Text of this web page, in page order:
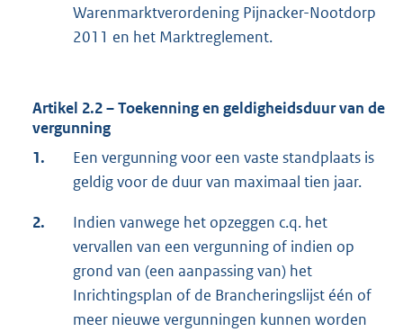
Warenmarktverordening Pijnacker-Nootdorp
2011 en het Marktreglement.
Artikel 2.2 – Toekenning en geldigheidsduur van de
vergunning
1.
Een vergunning voor een vaste standplaats is
geldig voor de duur van maximaal tien jaar.
2.
Indien vanwege het opzeggen c.q. het
vervallen van een vergunning of indien op
grond van (een aanpassing van) het
Inrichtingsplan of de Brancheringslijst één of
meer nieuwe vergunningen kunnen worden